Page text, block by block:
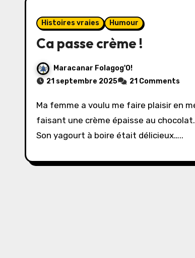
Histoires vraies Humour
Ca passe crème !
Maracanar Folagog'O!
21 septembre 2025
21 Comments
Ma femme a voulu me faire plaisir en me
faisant une crème épaisse au chocolat.
Son yagourt à boire était délicieux…..